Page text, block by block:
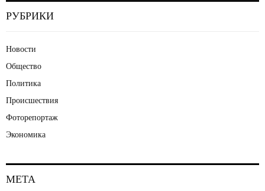
РУБРИКИ
Новости
Общество
Политика
Происшествия
Фоторепортаж
Экономика
МЕТА